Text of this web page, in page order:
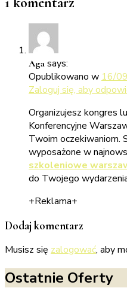
Aga says:
Opublikowano w 16/
Zaloguj się, aby
Organizujesz kongres
Konferencyjne
Twoim oczekiwaniom.
wyposażone w
szkoleniowe
do Twojego
+Reklama+
Dodaj komentarz
Musisz się zalogować, aby
Ostatnie Oferty